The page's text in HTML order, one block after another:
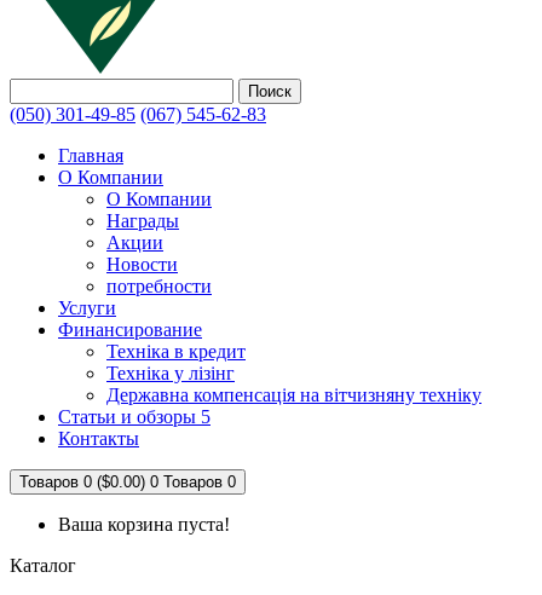
Поиск
(050) 301-49-85 (067) 545-62-83
Главная
О Компании
О Компании
Награды
Акции
Новости
потребности
Услуги
Финансирование
Техніка в кредит
Техніка у лізінг
Державна компенсація на вітчизняну техніку
Статьи и обзоры 5
Контакты
Товаров 0 ($0.00) 0 Товаров 0
Ваша корзина пуста!
Каталог